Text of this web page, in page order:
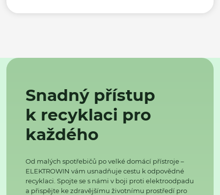
Snadný přístup
k recyklaci pro
každého
Od malých spotřebičů po velké domácí přístroje –
ELEKTROWIN vám usnadňuje cestu k odpovědné
recyklaci. Spojte se s námi v boji proti elektroodpadu
a přispějte ke zdravějšímu životnímu prostředí pro